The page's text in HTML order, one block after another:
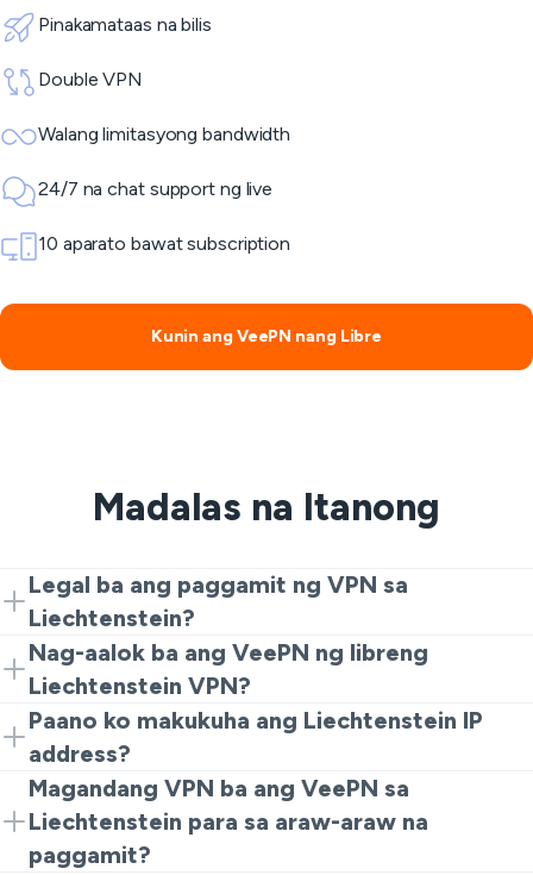
Pinakamataas na bilis
Double VPN
Walang limitasyong bandwidth
24/7 na chat support ng live
10 aparato bawat subscription
Kunin ang VeePN nang Libre
Madalas na Itanong
Legal ba ang paggamit ng VPN sa
Liechtenstein?
Oo. Ang Liechtenstein VPN ay legal para sa pribadong
paggamit kapag ginamit nang responsable.
Nag-aalok ba ang VeePN ng libreng
Liechtenstein VPN?
Oo. Maaari kang magsimula sa libreng Liechtenstein
VPN browser extension at mag-upgrade mamaya
tampok.
Paano ko makukuha ang Liechtenstein IP
address?
I-install ang VeePN, piliin ang isang server ng
Liechtenstein, at mag-browse gamit ang isang
Liechtenstein IP address.
Magandang VPN ba ang VeePN sa
Liechtenstein para sa araw-araw na
paggamit?